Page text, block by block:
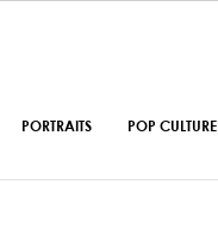
PORTRAITS POP CULTURE